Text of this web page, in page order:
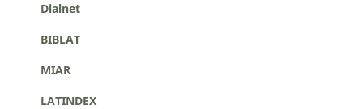
Dialnet
BIBLAT
MIAR
LATINDEX